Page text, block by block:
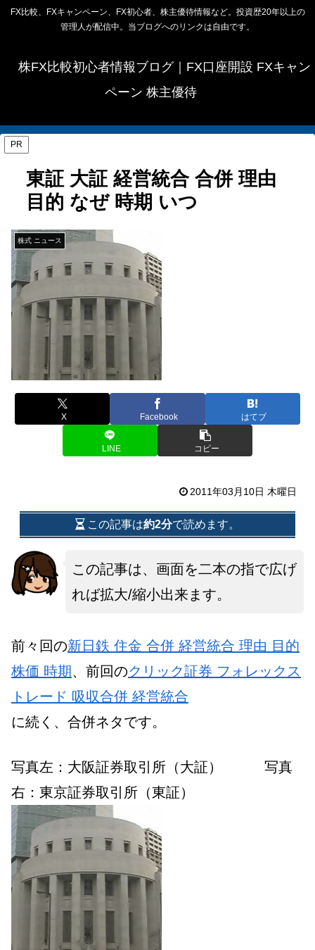
FX比較、FXキャンペーン、FX初心者、株主優待情報など。投資歴20年以上の
管理人が配信中。当ブログへのリンクは自由です。
株FX比較初心者情報ブログ｜FX口座開設 FXキャン
ペーン 株主優待
PR
東証 大証 経営統合 合併 理由
目的 なぜ 時期 いつ
株式 ニュース
X Facebook はてブ
LINE コピー
2011年03月10日 木曜日
この記事は約2分で読めます。
この記事は、画面を二本の指で広げ
れば拡大/縮小出来ます。
前々回の新日鉄 住金 合併 経営統合 理由 目的
株価 時期、前回のクリック証券 フォレックス
トレード 吸収合併 経営統合
に続く、合併ネタです。
写真左：大阪証券取引所（大証） 写真
右：東京証券取引所（東証）